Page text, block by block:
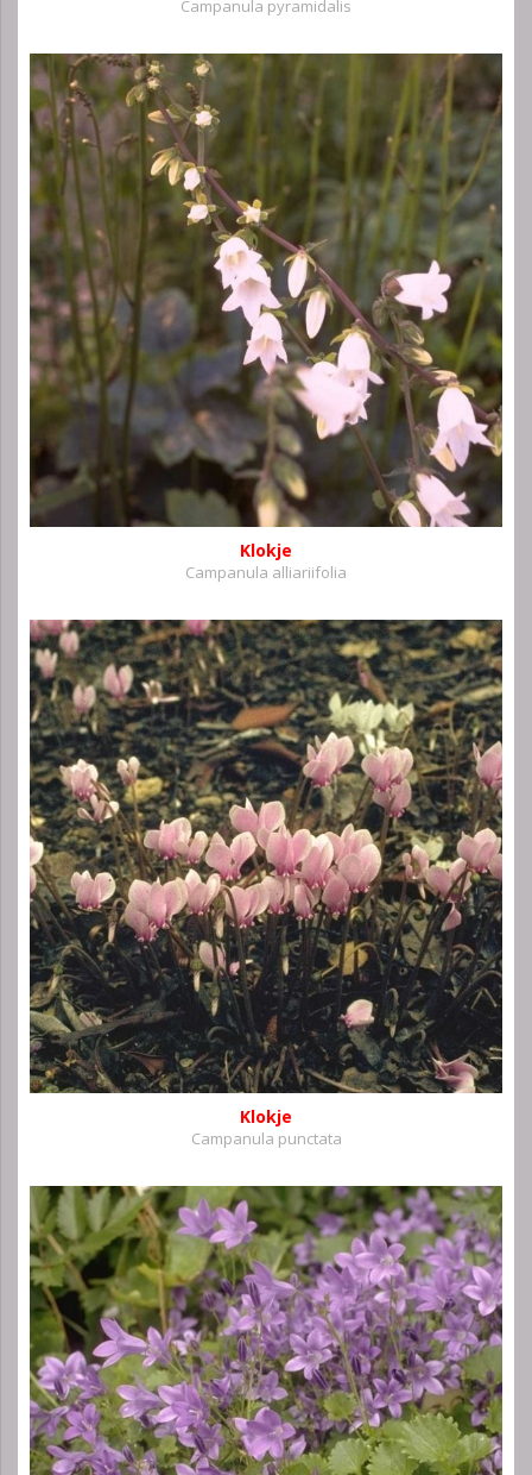
Campanula pyramidalis
Klokje
Campanula alliariifolia
Klokje
Campanula punctata